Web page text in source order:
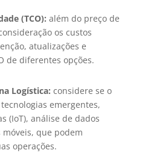
(TCO): além do preço de
os custos
atualizações e
de diferentes opções.
Logística: considere se o
emergentes,
(IoT), análise de dados
que podem
operações.